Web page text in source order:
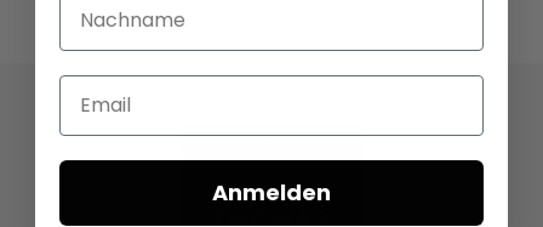
Email
Anmelden